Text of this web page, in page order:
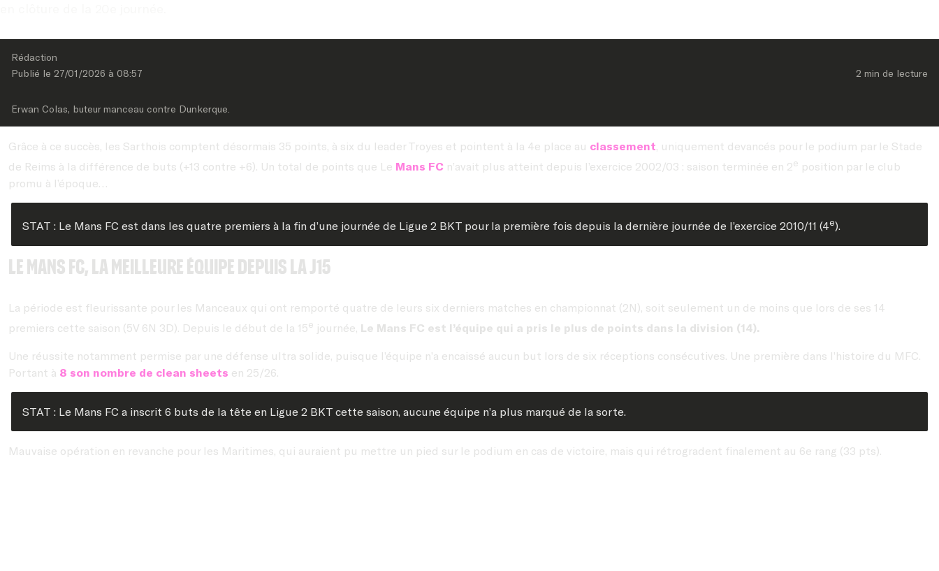
Rédaction
Publié le 27/01/2026 à 08:57 2 min de lecture
Erwan Colas, buteur manceau contre Dunkerque.
Grâce à ce succès, les Sarthois comptent désormais 35 points, à six du leader Troyes et pointent à la 4e place au classement, uniquement devancés pour le podium par le Stade
de Reims à la différence de buts (+13 contre +6). Un total de points que Le Mans FC n’avait plus atteint depuis l’exercice 2002/03 : saison terminée en 2e position par le club
promu à l’époque…
STAT : Le Mans FC est dans les quatre premiers à la fin d’une journée de Ligue 2 BKT pour la première fois depuis la dernière journée de l’exercice 2010/11 (4e).
Le Mans FC, la meilleure équipe depuis la J15
La période est fleurissante pour les Manceaux qui ont remporté quatre de leurs six derniers matches en championnat (2N), soit seulement un de moins que lors de ses 14
premiers cette saison (5V 6N 3D). Depuis le début de la 15e journée, Le Mans FC est l’équipe qui a pris le plus de points dans la division (14).
Une réussite notamment permise par une défense ultra solide, puisque l’équipe n’a encaissé aucun but lors de six réceptions consécutives. Une première dans l’histoire du MFC.
Portant à 8 son nombre de clean sheets en 25/26.
STAT : Le Mans FC a inscrit 6 buts de la tête en Ligue 2 BKT cette saison, aucune équipe n’a plus marqué de la sorte.
Mauvaise opération en revanche pour les Maritimes, qui auraient pu mettre un pied sur le podium en cas de victoire, mais qui rétrogradent finalement au 6e rang (33 pts).